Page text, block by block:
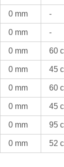
0 mm -
0 mm -
0 mm 60
0 mm 45
0 mm 60
0 mm 45
0 mm 95
0 mm 52